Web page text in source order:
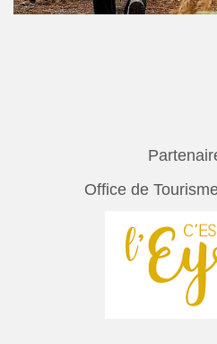
Office de